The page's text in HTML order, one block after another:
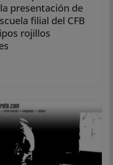
presentación de
filial del CFB
rojillos